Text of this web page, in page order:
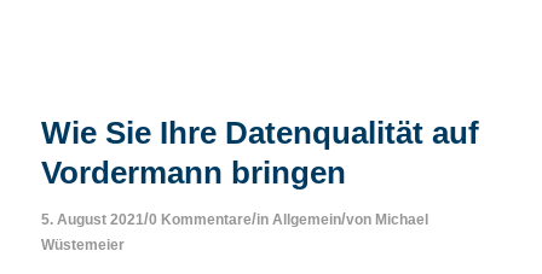
Wie Sie Ihre Datenqualität auf
Vordermann bringen
5. August 2021/0 Kommentare/in Allgemein/von Michael
Wüstemeier